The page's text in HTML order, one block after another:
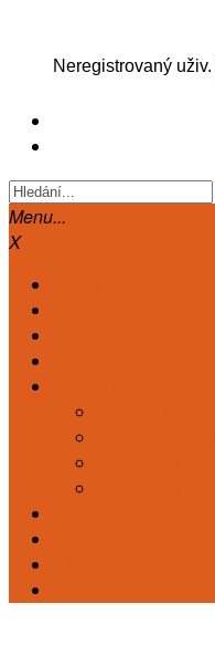
Neregistrovaný uživ.
Menu...
X